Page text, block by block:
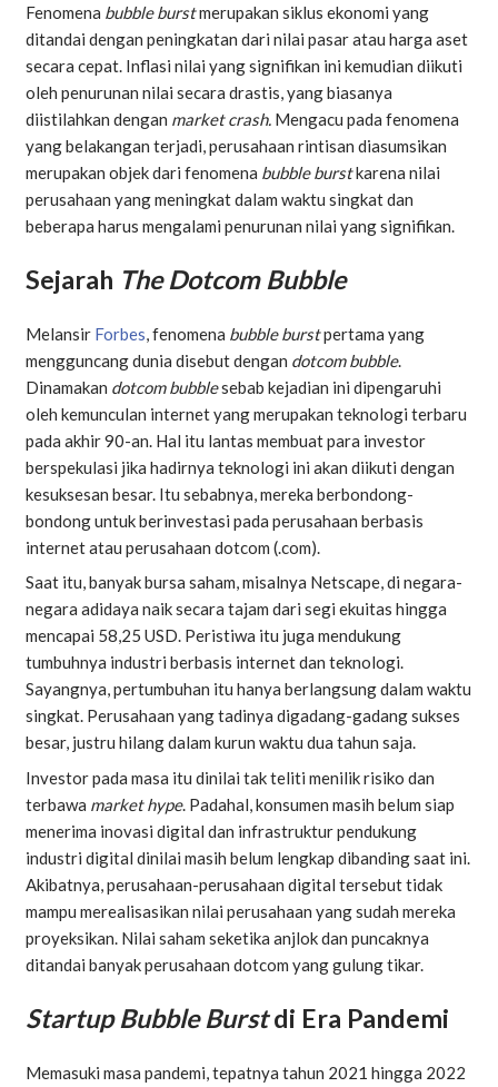
Fenomena bubble burstmerupakan siklus ekonomi yang
ditandai dengan peningkatan dari nilai pasar atau harga aset
secara cepat. Inflasi nilai yang signifikan ini kemudian diikuti
oleh penurunan nilai secara drastis, yang biasanya
diistilahkan dengan market crash. Mengacu pada fenomena
yang belakangan terjadi, perusahaan rintisan diasumsikan
merupakan objek dari fenomena bubble burstkarena nilai
perusahaan yang meningkat dalam waktu singkat dan
beberapa harus mengalami penurunan nilai yang signifikan.
Sejarah The Dotcom Bubble
Melansir Forbes, fenomena bubble burstpertama yang
mengguncang dunia disebut dengan dotcom bubble.
Dinamakan dotcom bubblesebab kejadian ini dipengaruhi
oleh kemunculan internet yang merupakan teknologi terbaru
pada akhir 90-an. Hal itu lantas membuat para investor
berspekulasi jika hadirnya teknologi ini akan diikuti dengan
kesuksesan besar. Itu sebabnya, mereka berbondong-
bondong untuk berinvestasi pada perusahaan berbasis
internet atau perusahaan dotcom (.com).
Saat itu, banyak bursa saham, misalnya Netscape, di negara-
negara adidaya naik secara tajam dari segi ekuitas hingga
mencapai 58,25 USD. Peristiwa itu juga mendukung
tumbuhnya industri berbasis internet dan teknologi.
Sayangnya, pertumbuhan itu hanya berlangsung dalam waktu
singkat. Perusahaan yang tadinya digadang-gadang sukses
besar, justru hilang dalam kurun waktu dua tahun saja.
Investor pada masa itu dinilai tak teliti menilik risiko dan
terbawa market hype. Padahal, konsumen masih belum siap
menerima inovasi digital dan infrastruktur pendukung
industri digital dinilai masih belum lengkap dibanding saat ini.
Akibatnya, perusahaan-perusahaan digital tersebut tidak
mampu merealisasikan nilai perusahaan yang sudah mereka
proyeksikan. Nilai saham seketika anjlok dan puncaknya
ditandai banyak perusahaan dotcom yang gulung tikar.
Startup Bubble Burstdi Era Pandemi
Memasuki masa pandemi, tepatnya tahun 2021 hingga 2022